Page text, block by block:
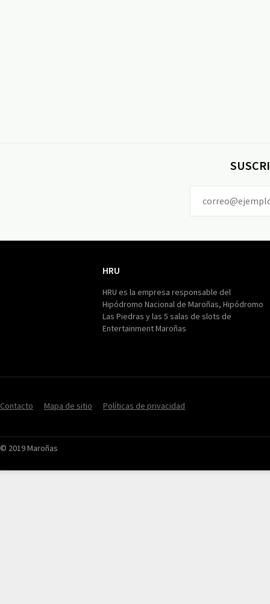
HRU
HRU es la empresa responsable del
Hipódromo Nacional de Maroñas, Hipódromo
Las Piedras y las 5 salas de slots de
Entertainment Maroñas
Contacto Mapa de sitio Políticas de privacidad
© 2019 Maroñas